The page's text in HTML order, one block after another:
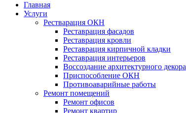
Главная
Услуги
Рестварация ОКН
Реставрация фасадов
Реставрация кровли
Реставрация кирпичной кладки
Реставрация интерьеров
Воссоздание архитектурного декора
Приспособление ОКН
Противоаварийные работы
Ремонт помещений
Ремонт офисов
Ремонт квартир